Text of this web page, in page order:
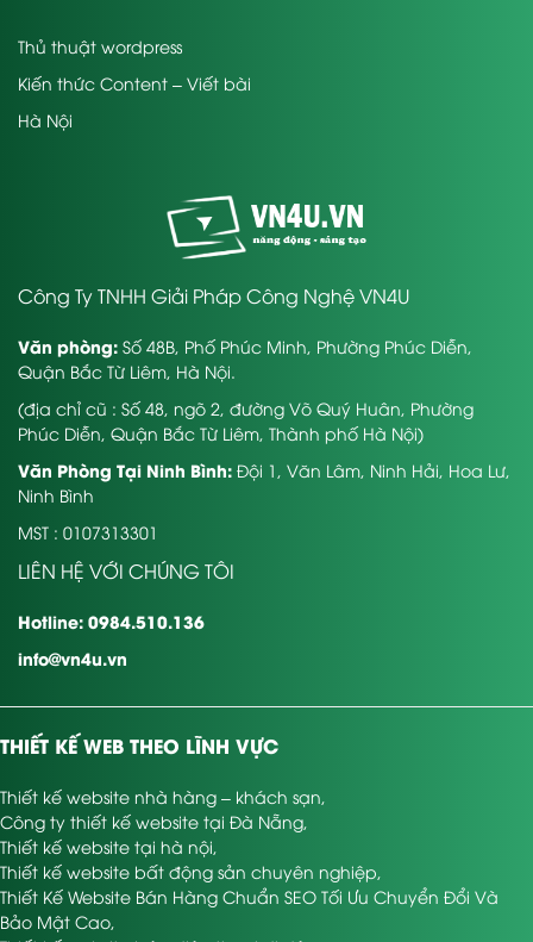
Thủ thuật wordpress
Kiến thức Content – Viết bài
Hà Nội
Công Ty TNHH Giải Pháp Công Nghệ VN4U
Văn phòng: Số 48B, Phố Phúc Minh, Phường Phúc Diễn,
Quận Bắc Từ Liêm, Hà Nội.
(địa chỉ cũ : Số 48, ngõ 2, đường Võ Quý Huân, Phường
Phúc Diễn, Quận Bắc Từ Liêm, Thành phố Hà Nội)
Văn Phòng Tại Ninh Bình: Đội 1, Văn Lâm, Ninh Hải, Hoa Lư,
Ninh Bình
MST : 0107313301
LIÊN HỆ VỚI CHÚNG TÔI
Hotline: 0984.510.136
info@vn4u.vn
THIẾT KẾ WEB THEO LĨNH VỰC
Thiết kế website nhà hàng – khách sạn
Công ty thiết kế website tại Đà Nẵng
Thiết kế website tại hà nội
Thiết kế website bất động sản chuyên nghiệp
Thiết Kế Website Bán Hàng Chuẩn SEO Tối Ưu Chuyển Đổi Và
Bảo Mật Cao